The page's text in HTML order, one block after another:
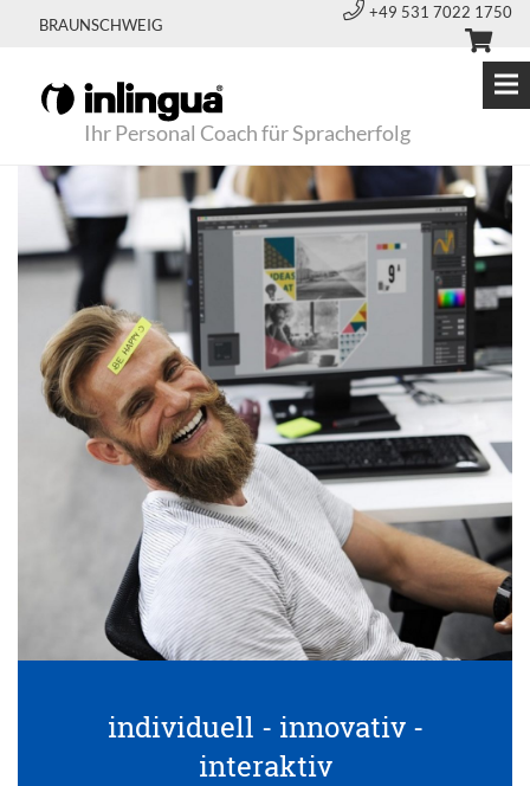
BRAUNSCHWEIG
+49 531 7022 1750
Ihr Personal Coach für Spracherfolg
individuell - innovativ -
interaktiv